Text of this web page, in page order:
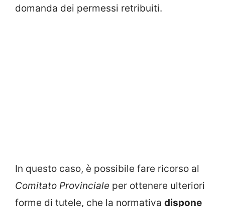
domanda dei permessi retribuiti.
In questo caso, è possibile fare ricorso al
Comitato Provinciale per ottenere ulteriori
forme di tutele, che la normativa dispone